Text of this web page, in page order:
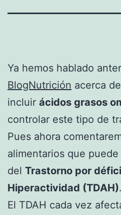
Ya hemos hablado
BlogNutrición acerca
incluir ácidos grasos
controlar este tipo de
Pues ahora
alimentarios que
del Trastorno por
Hiperactividad (TDAH).
El TDAH cada vez